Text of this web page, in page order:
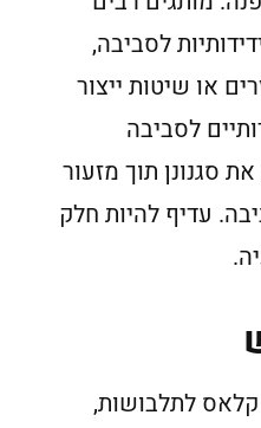
לסביבה,
או שיטות ייצור
לסביבה
סגנונן תוך מזעור
עדיף להיות חלק
קלאס לתלבושות,